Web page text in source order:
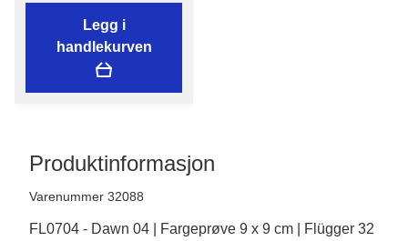
Legg i
handlekurven
Produktinformasjon
Varenummer 32088
FL0704 - Dawn 04 | Fargeprøve 9 x 9 cm | Flügger 32